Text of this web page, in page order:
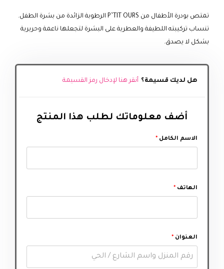
تمتص بودرة الأطفال من P’TIT OURS الرطوبة الزائدة من بشرة الطفل.
تنساب تركيبته اللطيفة والعطرية على البشرة لتجعلها ناعمة وحريرية
بشكل لا يصدق.
هل لديك قسيمة؟ أنقر هنا لإدخال رمز القسيمة
أضف معلوماتك لطلب هذا المنتج‬
الاسم الكامل *
الهاتف *
العنوان *